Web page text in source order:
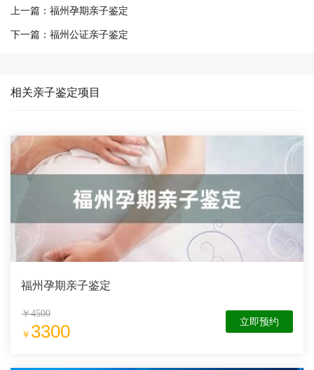
上一篇： 福州孕期亲子鉴定
下一篇： 福州公证亲子鉴定
相关亲子鉴定项目
福州孕期亲子鉴定
￥4500
￥ 3300 立即预约